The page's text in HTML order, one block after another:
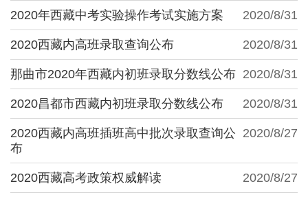
2020/8/31
2020年西藏中考实验操作考试实施方案
2020/8/31
2020西藏内高班录取查询公布
2020/8/31
那曲市2020年西藏内初班录取分数线公布
2020/8/31
2020昌都市西藏内初班录取分数线公布
2020/8/27
2020西藏内高班插班高中批次录取查询公
布
2020/8/27
2020西藏高考政策权威解读